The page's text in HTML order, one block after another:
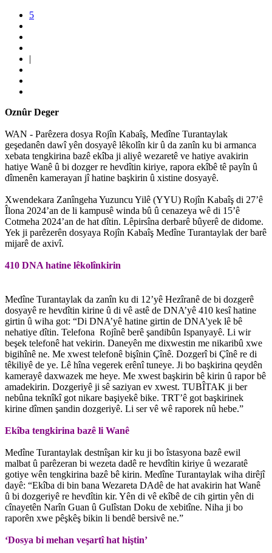
5
|
Oznûr Deger
WAN - Parêzera dosya Rojîn Kabaîş, Medîne Turantaylak
geşedanên dawî yên dosyayê lêkolîn kir û da zanîn ku bi armanca
xebata tengkirina bazê ekîba ji aliyê wezaretê ve hatiye avakirin
hatiye Wanê û bi dozger re hevdîtin kiriye, rapora ekîbê tê payîn û
dîmenên kamerayan jî hatine başkirin û xistine dosyayê.
Xwendekara Zanîngeha Yuzuncu Yilê (YYU) Rojîn Kabaîş di 27’ê
Îlona 2024’an de li kampusê winda bû û cenazeya wê di 15’ê
Cotmeha 2024’an de hat dîtin. Lêpirsîna derbarê bûyerê de didome.
Yek ji parêzerên dosyaya Rojîn Kabaîş Medîne Turantaylak der barê
mijarê de axivî.
410 DNA hatine lêkolînkirin
Medîne Turantaylak da zanîn ku di 12’yê Hezîranê de bi dozgerê
dosyayê re hevdîtin kirine û di vê astê de DNA’yê 410 kesî hatine
girtin û wiha got: “Di DNA’yê hatine girtin de DNA'yek lê bê
nehatiye dîtin. Telefona Rojînê berê şandibûn Ispanyayê. Li wir
beşek telefonê hat vekirin. Daneyên me dixwestin me nikaribû xwe
bigihînê ne. Me xwest telefonê bişînin Çînê. Dozgerî bi Çînê re di
têkiliyê de ye. Lê hîna vegerek erênî tuneye. Ji bo başkirina qeydên
kamerayê daxwazek me heye. Me xwest başkirin bê kirin û rapor bê
amadekirin. Dozgeriyê ji sê saziyan ev xwest. TUBÎTAK ji ber
nebûna teknîkî got nikare başiyekê bike. TRT’ê got başkirinek
kirine dîmen şandin dozgeriyê. Li ser vê wê raporek nû hebe.”
Ekîba tengkirina bazê li Wanê
Medîne Turantaylak destnîşan kir ku ji bo îstasyona bazê ewil
malbat û parêzeran bi wezeta dadê re hevdîtin kiriye û wezaratê
gotiye wên tengkirina bazê bê kirin. Medîne Turantaylak wiha dirêjî
dayê: “Ekîba di bin bana Wezareta DAdê de hat avakirin hat Wanê
û bi dozgeriyê re hevdîtin kir. Yên di vê ekîbê de cih girtin yên di
cînayetên Narîn Guan û Gulîstan Doku de xebitîne. Niha ji bo
raporên xwe pêşkêş bikin li bendê bersivê ne.”
‘Dosya bi mehan veşartî hat hiştin’